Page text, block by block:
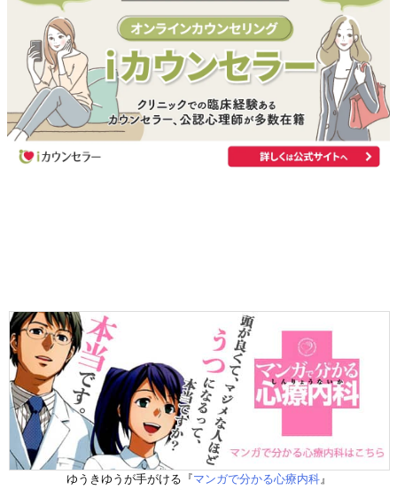
ゆうきゆうが手がける『マンガで分かる心療内科』